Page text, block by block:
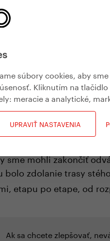
súbory cookies, aby
Kliknutím na
meracie a analytické,
UPRAVIŤ NASTAVENIA
medaily na ME
sme mohli zakončiť
bolo zdolanie trasy stého
etapu po etape, od
Ak sa chcete zlepšovať,